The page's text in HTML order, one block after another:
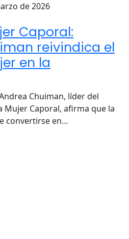
de 2026
Caporal:
reivindica el
en la
Chuiman, líder del
Mujer Caporal, afirma que la
convertirse en…